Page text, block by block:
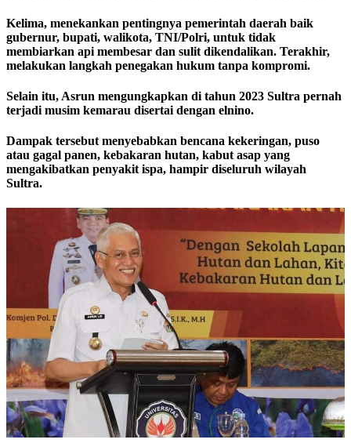
Kelima, menekankan pentingnya pemerintah daerah baik
gubernur, bupati, walikota, TNI/Polri, untuk tidak
membiarkan api membesar dan sulit dikendalikan. Terakhir,
melakukan langkah penegakan hukum tanpa kompromi.
Selain itu, Asrun mengungkapkan di tahun 2023 Sultra pernah
terjadi musim kemarau disertai dengan elnino.
Dampak tersebut menyebabkan bencana kekeringan, puso
atau gagal panen, kebakaran hutan, kabut asap yang
mengakibatkan penyakit ispa, hampir diseluruh wilayah
Sultra.